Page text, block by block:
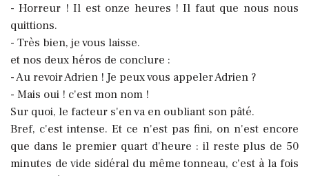
- Horreur ! Il est onze heures ! Il faut que nous nous
quittions.
- Très bien, je vous laisse.
et nos deux héros de conclure :
- Au revoir Adrien ! Je peux vous appeler Adrien ?
- Mais oui ! c'est mon nom !
Sur quoi, le facteur s'en va en oubliant son pâté.
Bref, c'est intense. Et ce n'est pas fini, on n'est encore
que dans le premier quart d'heure : il reste plus de 50
minutes de vide sidéral du même tonneau, c'est à la fois